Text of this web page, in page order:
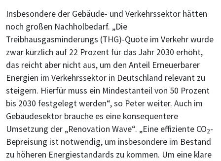
Insbesondere der Gebäude- und Verkehrssektor hätten
noch großen Nachholbedarf. „Die
Treibhausgasminderungs (THG)-Quote im Verkehr wurde
zwar kürzlich auf 22 Prozent für das Jahr 2030 erhöht,
das reicht aber nicht aus, um den Anteil Erneuerbarer
Energien im Verkehrssektor in Deutschland relevant zu
steigern. Hierfür muss ein Mindestanteil von 50 Prozent
bis 2030 festgelegt werden“, so Peter weiter. Auch im
Gebäudesektor brauche es eine konsequentere
Umsetzung der „Renovation Wave“. „Eine effiziente CO2-
Bepreisung ist notwendig, um insbesondere im Bestand
zu höheren Energiestandards zu kommen. Um eine klare